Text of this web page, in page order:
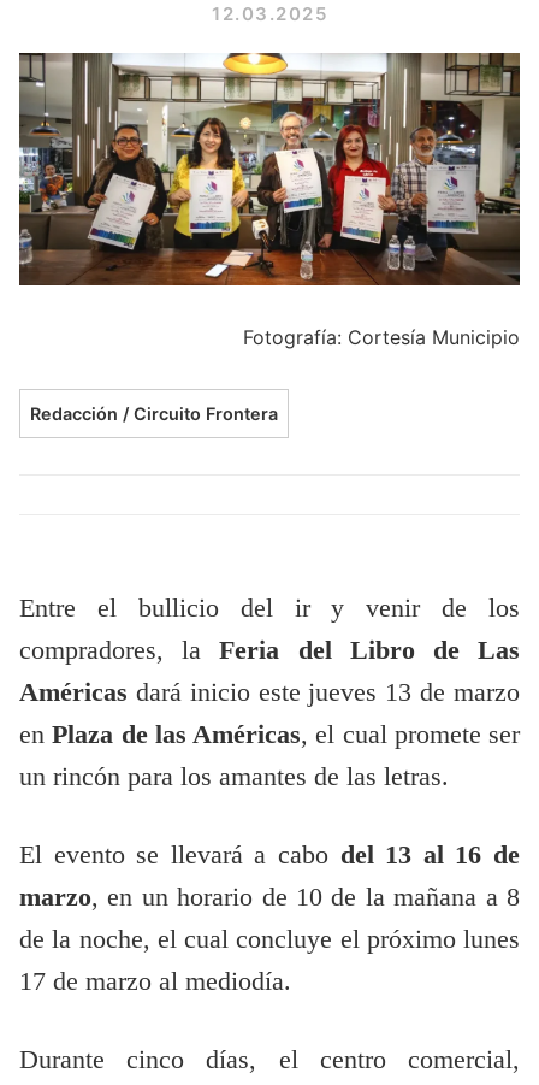
12.03.2025
Fotografía: Cortesía Municipio
Redacción / Circuito Frontera
Entre el bullicio del ir y venir de los
compradores, laFeria del Libro de Las
Américas dará inicio este jueves 13 de marzo
enPlaza de las Américas, el cual promete ser
un rincón para los amantes de las letras.
El evento se llevará a cabo del 13 al 16 de
marzo, en un horario de 10 de la mañana a 8
de la noche, el cual concluye el próximo lunes
17 de marzo al mediodía.
Durante cinco días, el centro comercial,